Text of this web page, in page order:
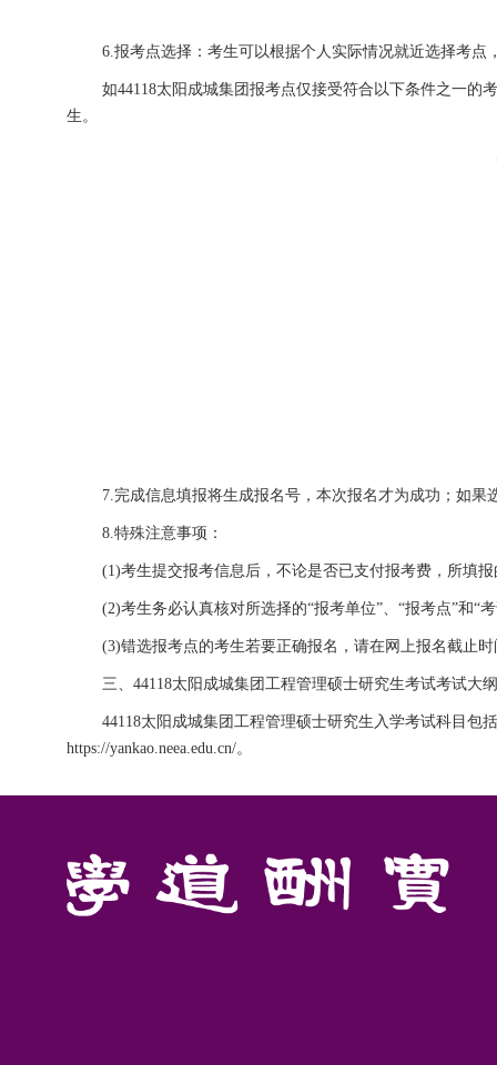
6.报考点选择：考生可以根据个人实际情况就近选择考
如44118太阳成城集团报考点仅接受符合以下条件之一的
生。
7.完成信息填报将生成报名号，本次报名才为成功；如
8.特殊注意事项：
(1)考生提交报考信息后，不论是否已支付报考费，所填
(2)考生务必认真核对所选择的“报考单位”、“报考点”和“
(3)错选报考点的考生若要正确报名，请在网上报名截止
三、44118太阳成城集团工程管理硕士研究生考试考试大
44118太阳成城集团工程管理硕士研究生入学考试科目包
https://yankao.neea.edu.cn/。